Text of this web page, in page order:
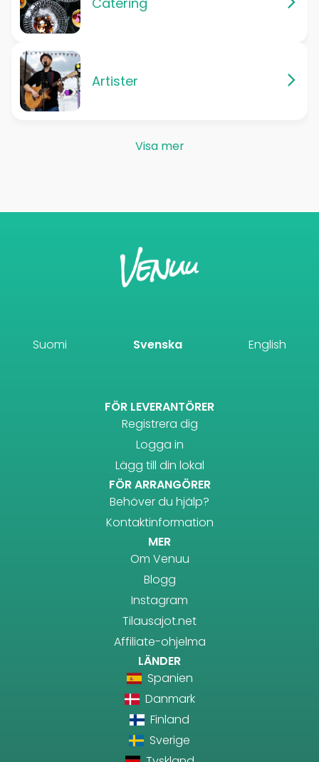
Artister
Visa mer
Suomi Svenska English
FÖR LEVERANTÖRER
Registrera dig
Logga in
Lägg till din lokal
FÖR ARRANGÖRER
Behöver du hjälp?
Kontaktinformation
MER
Om Venuu
Blogg
Instagram
Tilausajot.net
Affiliate-ohjelma
LÄNDER
Spanien
Danmark
Finland
Sverige